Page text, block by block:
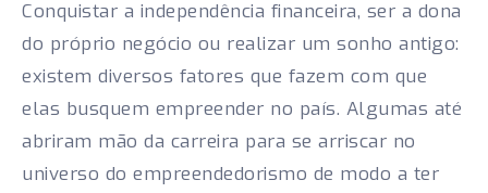
Conquistar a independência financeira, ser a dona
do próprio negócio ou realizar um sonho antigo:
existem diversos fatores que fazem com que
elas busquem empreender no país. Algumas até
abriram mão da carreira para se arriscar no
universo do empreendedorismo de modo a ter